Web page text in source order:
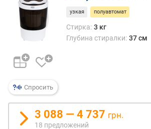
е
н
г
и
н
0
Спросить
узкая полуавтомат
Стирка: 3 кг
Глубина стиралки: 37 см
3 088 — 4 737 грн.
18 предложений